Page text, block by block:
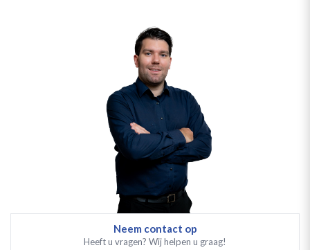
Neem contact op
Heeft u vragen? Wij helpen u graag!